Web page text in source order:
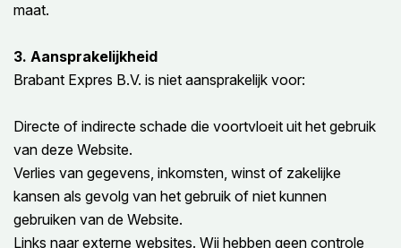
maat.
3. Aansprakelijkheid
Brabant Expres B.V. is niet aansprakelijk voor:
Directe of indirecte schade die voortvloeit uit het gebruik
van deze Website.
Verlies van gegevens, inkomsten, winst of zakelijke
kansen als gevolg van het gebruik of niet kunnen
gebruiken van de Website.
Links naar externe websites. Wij hebben geen controle